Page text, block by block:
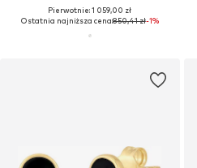
Pierwotnie: 1 059,00 zł
Ostatnia najniższa cena:850,41 zł-1%